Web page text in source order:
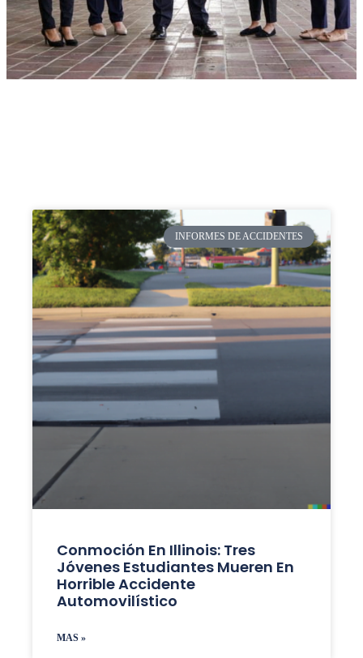
INFORMES DE ACCIDENTES
Conmoción En Illinois: Tres
Jóvenes Estudiantes Mueren En
Horrible Accidente
Automovilístico
MAS »